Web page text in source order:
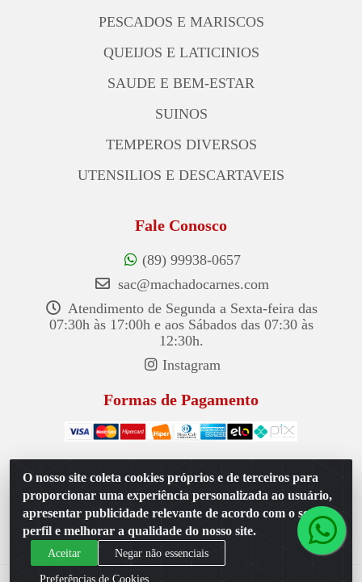
O nosso site coleta cookies próprios e de terceiros para
proporcionar uma experiência personalizada ao usuário,
apresentar publicidade relevante de acordo com o seu
perfil e melhorar a qualidade do nosso site.
Aceitar Negar não essenciais
Preferências de Cookies
PESCADOS E MARISCOS
QUEIJOS E LATICINIOS
SAUDE E BEM-ESTAR
SUINOS
TEMPEROS DIVERSOS
UTENSILIOS E DESCARTAVEIS
Fale Conosco
(89) 99938-0657
sac@machadocarnes.com
Atendimento de Segunda a Sexta-feira das
07:30h às 17:00h e aos Sábados das 07:30 às
12:30h.
Instagram
Formas de Pagamento
Machado Carnes Distribuidora de Alimentos LTDA -
Logradouro: Avenida Candido Aleixo, 148 - Centro -
Oeiras/PI - CEP 64.500-000 - 31.391.008/0001-50